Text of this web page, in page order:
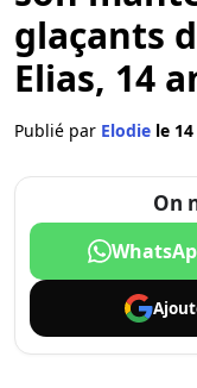
glaçants
Elias, 14
Publié par Elodie le
On